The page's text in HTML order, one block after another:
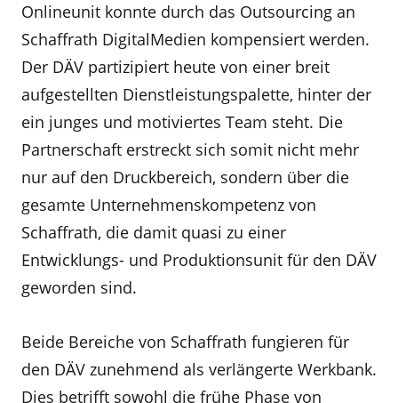
Onlineunit konnte durch das Outsourcing an
Schaffrath DigitalMedien kompen­siert werden.
Der DÄV partizipiert heute von einer breit
aufgestellten Dienstleistungs­palette, hinter der
ein junges und motiviertes Team steht. Die
Partnerschaft erstreckt sich somit nicht mehr
nur auf den Druckbereich, sondern über die
gesamte Unternehmenskompetenz von
Schaffrath, die damit quasi zu einer
Entwicklungs-­ und Produk­tionsunit für den DÄV
geworden sind.
Beide Bereiche von Schaffrath fungieren für
den DÄV zunehmend als verlängerte Werkbank.
Dies betrifft sowohl die frühe Phase von